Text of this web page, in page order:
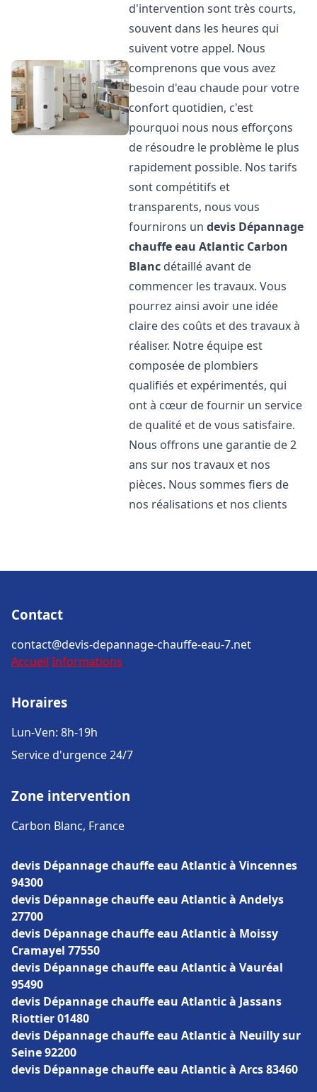
d'intervention sont très courts,
souvent dans les heures qui
suivent votre appel. Nous
comprenons que vous avez
besoin d'eau chaude pour votre
confort quotidien, c'est
pourquoi nous nous efforçons
de résoudre le problème le plus
rapidement possible. Nos tarifs
sont compétitifs et
transparents, nous vous
fournirons undevis Dépannage
chauffe eau Atlantic Carbon
Blanc détaillé avant de
commencer les travaux. Vous
pourrez ainsi avoir une idée
claire des coûts et des travaux à
réaliser. Notre équipe est
composée de plombiers
qualifiés et expérimentés, qui
ont à cœur de fournir un service
de qualité et de vous satisfaire.
Nous offrons une garantie de 2
ans sur nos travaux et nos
pièces. Nous sommes fiers de
nos réalisations et nos clients
Contact
contact@devis-depannage-chauffe-eau-7.net
Accueil Informations
Horaires
Lun-Ven: 8h-19h
Service d'urgence 24/7
Zone intervention
Carbon Blanc, France
devis Dépannage chauffe eau Atlantic à Vincennes
94300
devis Dépannage chauffe eau Atlantic à Andelys
27700
devis Dépannage chauffe eau Atlantic à Moissy
Cramayel 77550
devis Dépannage chauffe eau Atlantic à Vauréal
95490
devis Dépannage chauffe eau Atlantic à Jassans
Riottier 01480
devis Dépannage chauffe eau Atlantic à Neuilly sur
Seine 92200
devis Dépannage chauffe eau Atlantic à Arcs 83460